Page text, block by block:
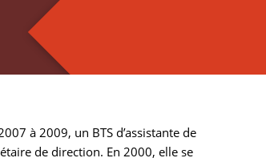
à 2009, un BTS d’assistante de
de direction. En 2000, elle se